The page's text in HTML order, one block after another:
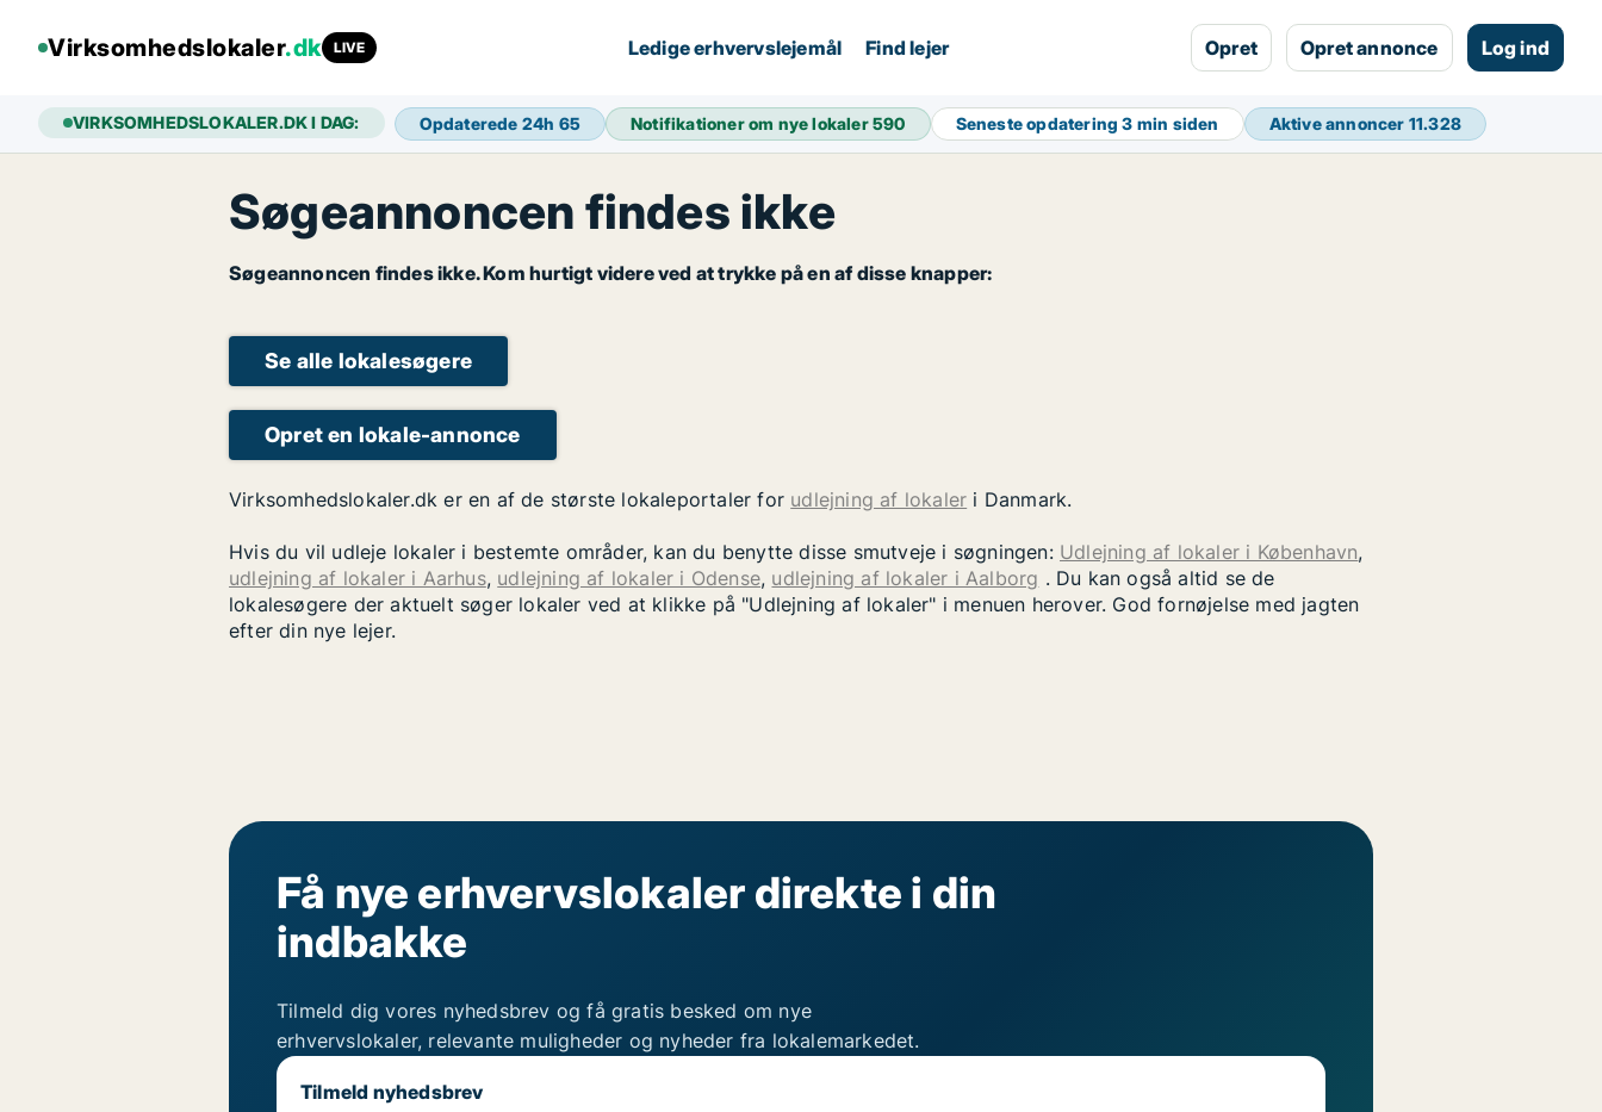
Virksomhedslokaler.dk LIVE Ledige erhvervslejemål Find lejer Opret Opret annonce Log ind
VIRKSOMHEDSLOKALER.DK I DAG: Opdaterede 24h 65 Notifikationer om nye lokaler590 Seneste opdatering3 min siden Aktive annoncer 11.328
Søgeannoncen findes ikke
Søgeannoncen findes ikke. Kom hurtigt videre ved at trykke på en af disse knapper:
Se alle lokalesøgere
Opret en lokale-annonce
Virksomhedslokaler.dk er en af de største lokaleportaler for udlejning af lokaler i Danmark.
Hvis du vil udleje lokaler i bestemte områder, kan du benytte disse smutveje i søgningen: Udlejning af lokaler i København,
udlejning af lokaler i Aarhus, udlejning af lokaler i Odense, udlejning af lokaler i Aalborg . Du kan også altid se de
lokalesøgere der aktuelt søger lokaler ved at klikke på "Udlejning af lokaler" i menuen herover. God fornøjelse med jagten
efter din nye lejer.
Få nye erhvervslokaler direkte i din
indbakke
Tilmeld dig vores nyhedsbrev og få gratis besked om nye
erhvervslokaler, relevante muligheder og nyheder fra lokalemarkedet.
Tilmeld nyhedsbrev